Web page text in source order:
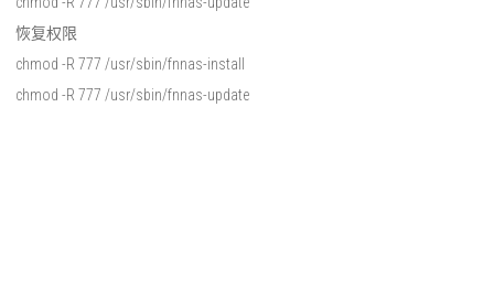
恢复权限
chmod -R 777 /usr/sbin/fnnas-install
chmod -R 777 /usr/sbin/fnnas-update